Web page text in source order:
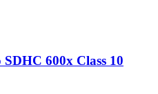
600x Class 10